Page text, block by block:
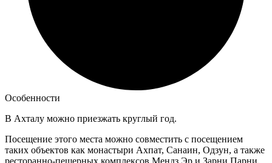
Особенности
В Ахталу можно приезжать круглый год.
Посещение этого места можно совместить с посещением
таких объектов как монастыри Ахпат, Санаин, Одзун, а также
ресторанно-пещерных комплексов Мендз Эр и Зарни Парни.